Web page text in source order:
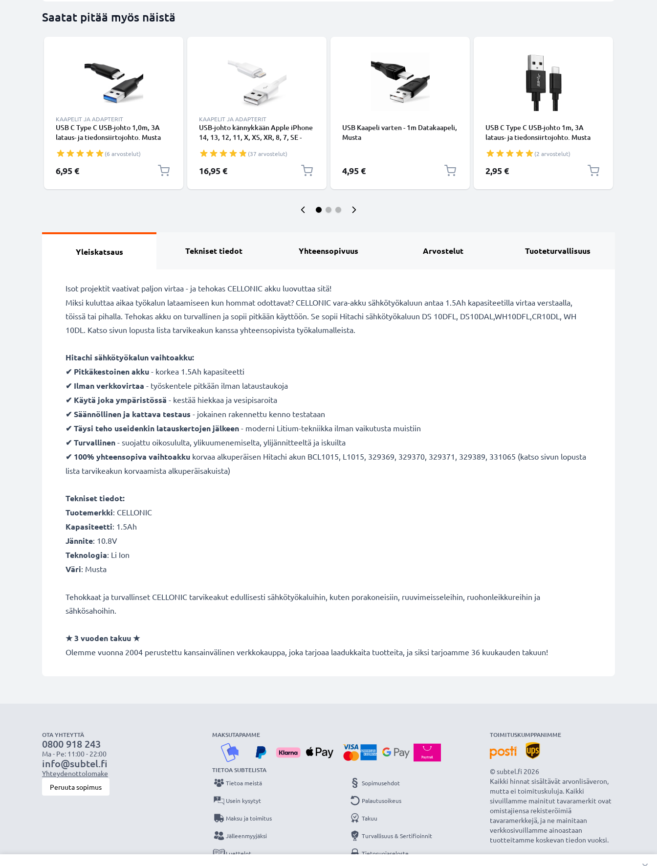
Saatat pitää myös näistä
KAAPELIT JA ADAPTERIT
USB C Type C USB-johto 1,0m, 3A
lataus- ja tiedonsiirtojohto. Musta
USB-kaapeli
(6 arvostelut)
6,95 €
KAAPELIT JA ADAPTERIT
USB-johto kännykkään Apple iPhone
14, 13, 12, 11, X, XS, XR, 8, 7, SE -
Valkoinen datakaapeli(37 arvostelut)
16,95 €
USB Kaapeli varten - 1m Datakaapeli,
Musta
4,95 €
USB C Type C USB-johto 1m, 3A
lataus- ja tiedonsiirtojohto. Musta
USB-kaapeli
(2 arvostelut)
2,95 €
Yleiskatsaus Tekniset tiedot Yhteensopivuus Arvostelut Tuoteturvallisuus
Isot projektit vaativat paljon virtaa - ja tehokas CELLONIC akku luovuttaa sitä!
Miksi kuluttaa aikaa työkalun lataamiseen kun hommat odottavat? CELLONIC vara-akku sähkötyökaluun antaa 1.5Ah kapasiteetilla virtaa verstaalla,
töissä tai pihalla. Tehokas akku on turvallinen ja sopii pitkään käyttöön. Se sopii Hitachi sähkötyökaluun DS 10DFL, DS10DAL,WH10DFL,CR10DL, WH
10DL. Katso sivun lopusta lista tarvikeakun kanssa yhteensopivista työkalumalleista.
Hitachi sähkötyökalun vaihtoakku:
✔ Pitkäkestoinenakku - korkea 1.5Ah kapasiteetti
✔ Ilman verkkovirtaa - työskentele pitkään ilman lataustaukoja
✔ Käytä joka ympäristössä - kestää hiekkaa ja vesipisaroita
✔ Säännöllinen ja kattava testaus - jokainen rakennettu kenno testataan
✔ Täysi teho useidenkin latauskertojen jälkeen - moderni Litium-tekniikka ilman vaikutusta muistiin
✔ Turvallinen - suojattu oikosululta, ylikuumenemiselta, ylijännitteeltä ja iskuilta
✔ 100% yhteensopiva vaihtoakku korvaa alkuperäisen Hitachi akun BCL1015, L1015, 329369, 329370, 329371, 329389, 331065 (katso sivun lopusta
lista tarvikeakun korvaamista alkuperäisakuista)
Tekniset tiedot:
Tuotemerkki: CELLONIC
Kapasiteetti: 1.5Ah
Jännite: 10.8V
Teknologia: Li Ion
Väri: Musta
Tehokkaat ja turvallinset CELLONIC tarvikeakut edullisesti sähkötyökaluihin, kuten porakoneisiin, ruuvimeisseleihin, ruohonleikkureihin ja
sähkösahoihin.
★ 3 vuoden takuu ★
Olemme vuonna 2004 perustettu kansainvälinen verkkokauppa, joka tarjoaa laadukkaita tuotteita, ja siksi tarjoamme 36 kuukauden takuun!
OTA YHTEYTTÄ
0800 918 243
Ma - Pe: 11:00 - 22:00
info@subtel.fi
Yhteydenottolomake
Peruuta sopimus
MAKSUTAPAMME
TIETOA SUBTELISTA
Tietoa meistä
Usein kysytyt
Maksu ja toimitus
Jälleenmyyjäksi
Luettelot
Sopimusehdot
Palautusoikeus
Takuu
Turvallisuus & Sertifioinnit
Tietosuojaseloste
TOIMITUSKUMPPANIMME
© subtel.fi 2026
Kaikki hinnat sisältävät arvonlisäveron,
mutta ei toimituskuluja. Kaikki
sivuillamme mainitut tavaramerkit ovat
omistajiensa rekisteröimiä
tavaramerkkejä, ja ne mainitaan
verkkosivuillamme ainoastaan
tuotteitamme koskevan tiedon vuoksi.